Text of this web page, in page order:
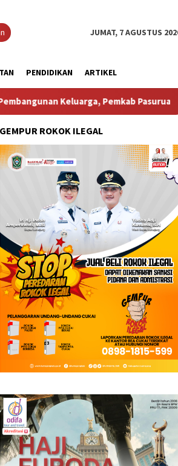
JUMAT, 7 AGUSTUS
PENDIDIKAN ARTIKEL
Pasuruan Menerima Penghargaan
GEMPUR ROKOK ILEGAL